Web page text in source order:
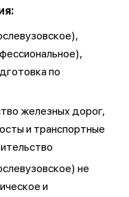
по
железных дорог,
и транспортные
не
и